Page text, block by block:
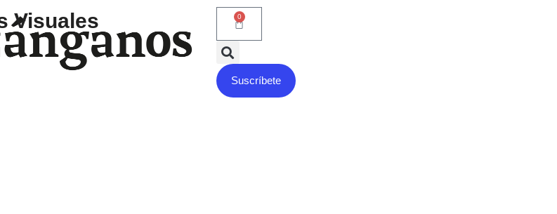
Visuales 0
Suscríbete